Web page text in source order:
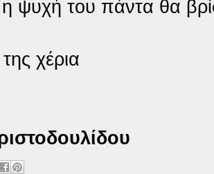
η ψυχή του πάντα θα
χέρια